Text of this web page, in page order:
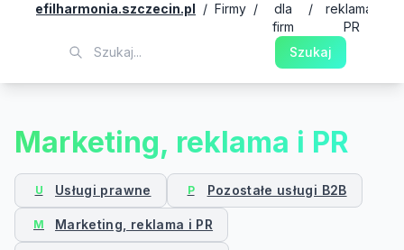
livefilharmonia.szczecin.pl / Firmy /
dla
firm
/
reklama i
PR
Szukaj
Marketing, reklama i PR
U Usługi prawne P Pozostałe usługi B2B
M Marketing, reklama i PR